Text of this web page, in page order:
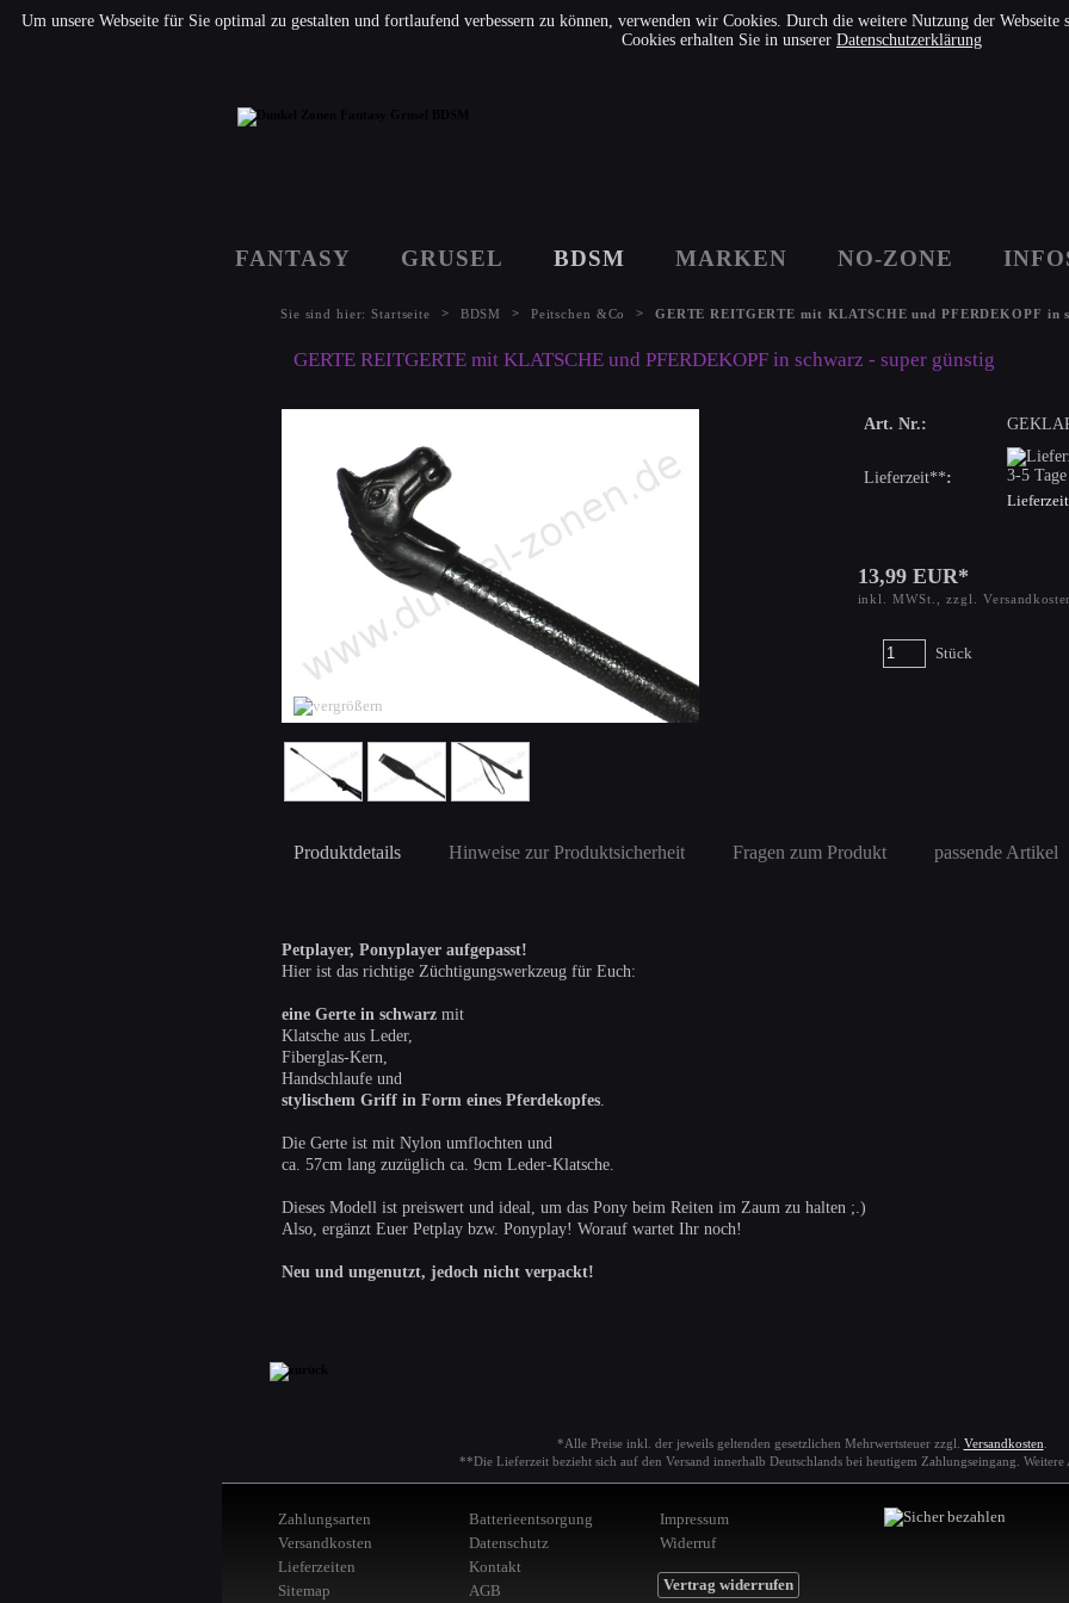
Um unsere Webseite für Sie optimal zu gestalten und fortlaufend verbessern zu können, verwenden wir Cookies. Durch die weitere Nutzung der
Cookies erhalten Sie in unserer Datenschutzerklärung
FANTASY GRUSEL BDSM MARKEN NO-ZONE
Sie sind hier:Startseite > BDSM > Peitschen &Co > GERTE REITGERTE mit KLATSCHE und PFERDEKOPF in
GERTE REITGERTE mit KLATSCHE und PFERDEKOPF in schwarz - super günstig
Art. Nr.:
Lieferzeit**:
3-5
13,99 EUR*
inkl. MWSt., zzgl.
Stück
Produktdetails Hinweise zur Produktsicherheit Fragen zum Produkt passende Artikel
Petplayer, Ponyplayer aufgepasst!
Hier ist das richtige Züchtigungswerkzeug für Euch:
eine Gerte in schwarzmit
Klatsche aus Leder,
Fiberglas-Kern,
Handschlaufe und
stylischem Griff in Form eines Pferdekopfes.
Die Gerte ist mit Nylon umflochten und
ca. 57cm lang zuzüglich ca. 9cm Leder-Klatsche.
Dieses Modell ist preiswert und ideal, um das Pony beim Reiten im Zaum zu halten ;.)
Also, ergänzt Euer Petplay bzw. Ponyplay! Worauf wartet Ihr noch!
Neu und ungenutzt, jedoch nicht verpackt!
*Alle Preise inkl. der jeweils geltenden gesetzlichen Mehrwertsteuer zzgl. Versandkosten
**Die Lieferzeit bezieht sich auf den Versand innerhalb Deutschlands bei heutigem Zahlungseingang.
Zahlungsarten
Versandkosten
Lieferzeiten
Sitemap
Batterieentsorgung
Datenschutz
Kontakt
AGB
Impressum
Widerruf
Vertrag widerrufen